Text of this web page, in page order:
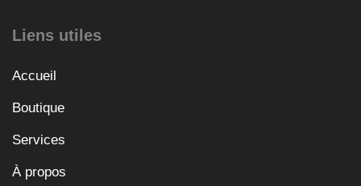
Liens utiles
Accueil
Boutique
Services
À propos